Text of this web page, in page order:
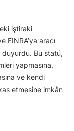
iştiraki
FINRA’ya aracı
Bu statü,
yapmasına,
ve kendi
etmesine imkân